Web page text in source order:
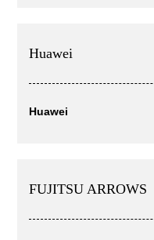
Huawei
Huawei
FUJITSU ARROWS